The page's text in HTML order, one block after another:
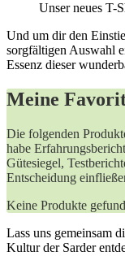
Unser neues T-
Und um dir den
sorgfältigen Auswahl
Essenz dieser
Meine
Die​ folgenden
habe
Gütesiegel,⁢
Entscheidung
Keine Produkte
Lass‍ uns gemeinsam‌
Kultur der Sarder